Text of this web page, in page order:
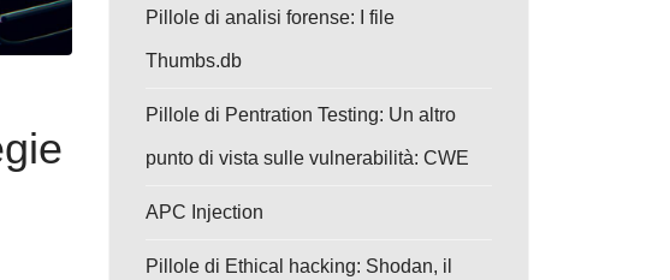
Pillole di analisi forense: I file
Thumbs.db
Pillole di Pentration Testing: Un altro
punto di vista sulle vulnerabilità: CWE
APC Injection
Pillole di Ethical hacking: Shodan, il